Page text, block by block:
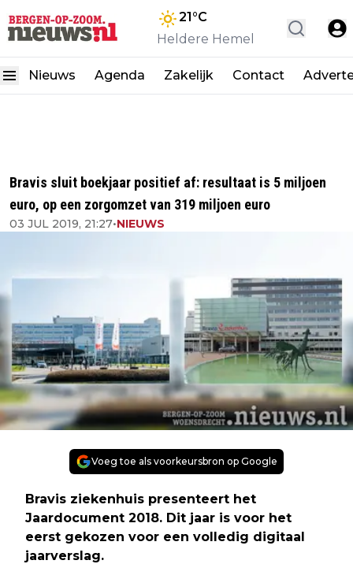
21°C
Heldere Hemel
Nieuws Agenda Zakelijk Contact
Bravis sluit boekjaar positief af: resultaat is 5 miljoen
euro, op een zorgomzet van 319 miljoen euro
03 JUL 2019, 21:27•NIEUWS
Voeg toe als voorkeursbron op Google
Bravis ziekenhuis presenteert het
Jaardocument 2018. Dit jaar is voor het
eerst gekozen voor een volledig digitaal
jaarverslag.